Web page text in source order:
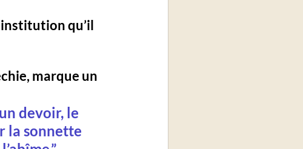
institution qu’il
marque un
devoir, le
la sonnette